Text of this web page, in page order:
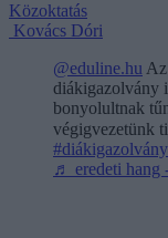
Közoktatás
Kovács Dóri
@eduline.hu
diákigazolvány
bonyolultnak
végigvezetünk
#diákigazolvány
♬ eredeti hang